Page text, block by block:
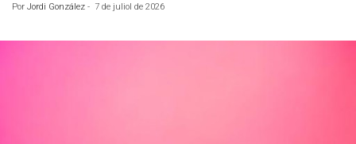
Por Jordi González - 7 de juliol de 2026